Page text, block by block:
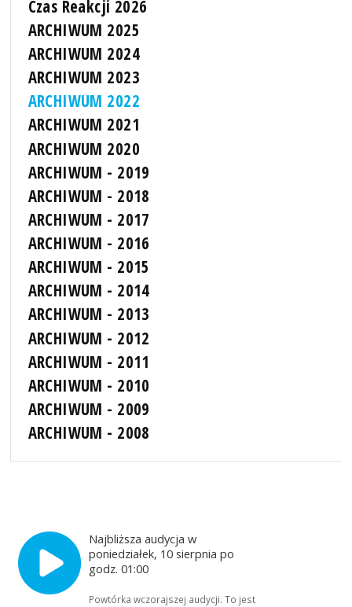
Czas Reakcji 2026
ARCHIWUM 2025
ARCHIWUM 2024
ARCHIWUM 2023
ARCHIWUM 2022
ARCHIWUM 2021
ARCHIWUM 2020
ARCHIWUM - 2019
ARCHIWUM - 2018
ARCHIWUM - 2017
ARCHIWUM - 2016
ARCHIWUM - 2015
ARCHIWUM - 2014
ARCHIWUM - 2013
ARCHIWUM - 2012
ARCHIWUM - 2011
ARCHIWUM - 2010
ARCHIWUM - 2009
ARCHIWUM - 2008
Najbliższa audycja w
poniedziałek, 10 sierpnia po
godz. 01:00
Powtórka wczorajszej audycji. To jest